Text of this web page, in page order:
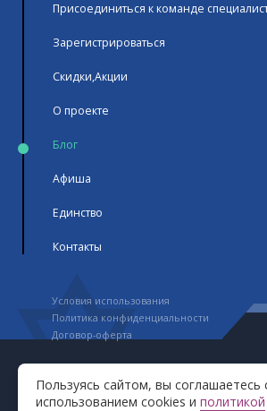
Присоединиться к команде
Зарегистрироваться
Скидки,Акции
О проекте
Блог
Афиша
Единство
Контакты
Условия использования
Политика конфиденциальности
Договор-оферта
Авторское право © GranStudio 2023-
защищены
Пользуясь сайтом, вы соглашаетесь
использованием cookies и политикой